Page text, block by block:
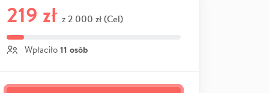
219 zł z 2 000 zł (Cel)
Wpłaciło 11 osób